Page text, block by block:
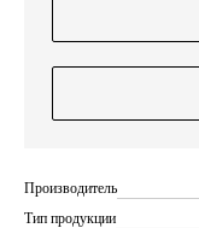
Производитель
Тип продукции